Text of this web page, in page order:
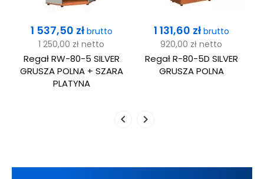
Cena
1 537,50 zł brutto
1 250,00 zł netto
Regał RW-80-5 SILVER
GRUSZA POLNA + SZARA
PLATYNA
Cena
1 131,60 zł brutto
920,00 zł netto
Regał R-80-5D SILVER
GRUSZA POLNA